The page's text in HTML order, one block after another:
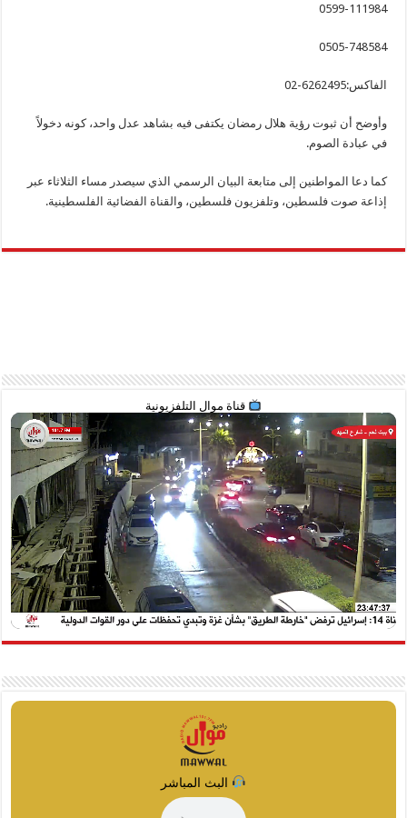
0599-111984
0505-748584
الفاكس:6262495-02
وأوضح أن ثبوت رؤية هلال رمضان يكتفى فيه بشاهد عدل واحد، كونه دخولاً
في عبادة الصوم.
كما دعا المواطنين إلى متابعة البيان الرسمي الذي سيصدر مساء الثلاثاء عبر
إذاعة صوت فلسطين، وتلفزيون فلسطين، والقناة الفضائية الفلسطينية.
قناة موال التلفزيونية
البث المباشر